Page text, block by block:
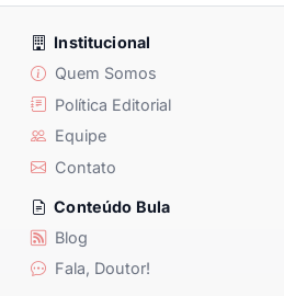
Institucional
Quem Somos
Política Editorial
Equipe
Contato
Conteúdo Bula
Blog
Fala, Doutor!